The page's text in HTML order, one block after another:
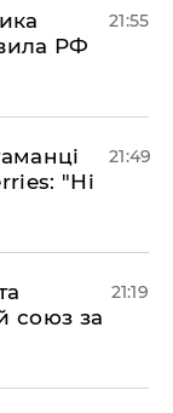
РФ
21:55
"Ні
21:49
союз за
21:19